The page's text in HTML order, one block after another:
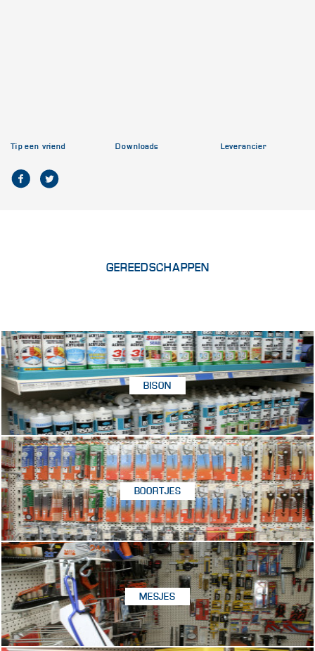
Tip een vriend Downloads Leverancier
GEREEDSCHAPPEN
BISON
BOORTJES
MESJES